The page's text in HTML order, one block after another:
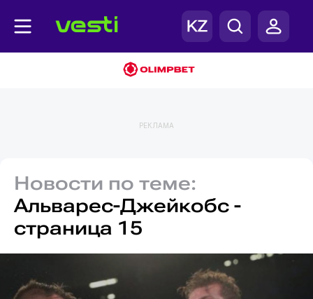
РЕКЛАМА
Новости по теме:
Альварес-Джейкобс -
страница 15